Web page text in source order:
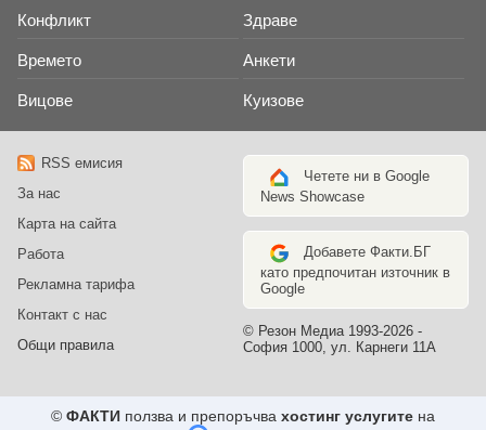
Конфликт Здраве
Времето Анкети
Вицове Куизове
RSS емисия
За нас
Карта на сайта
Работа
Рекламна тарифа
Контакт с нас
Общи правила
Четете ни в Google
News Showcase
Добавете Факти.БГ
като предпочитан източник в
Google
© Резон Медиа 1993-2026 -
София 1000, ул. Карнеги 11А
© ФАКТИ ползва и препоръчва хостинг услугите на